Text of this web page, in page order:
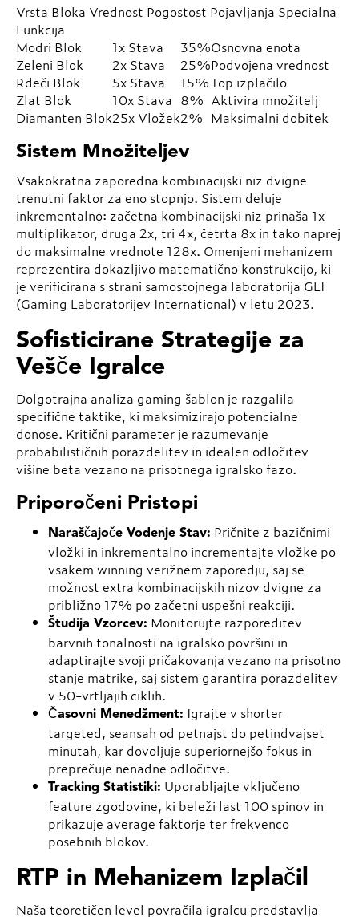
Vrsta Bloka Vrednost Pogostost Pojavljanja Specialna
Funkcija
Modri Blok
1x Stava 35%Osnovna enota
Zeleni Blok
2x Stava 25%Podvojena vrednost
Rdeči Blok
5x Stava 15%Top izplačilo
Zlat Blok
10x Stava 8% Aktivira množitelj
Diamanten Blok25x Vložek2% Maksimalni dobitek
Sistem Množiteljev
Vsakokratna zaporedna kombinacijski niz dvigne
trenutni faktor za eno stopnjo. Sistem deluje
inkrementalno: začetna kombinacijski niz prinaša 1x
multiplikator, druga 2x, tri 4x, četrta 8x in tako naprej
do maksimalne vrednote 128x. Omenjeni mehanizem
reprezentira dokazljivo matematično konstrukcijo, ki
je verificirana s strani samostojnega laboratorija GLI
(Gaming Laboratorijev International) v letu 2023.
Sofisticirane Strategije za
Vešče Igralce
Dolgotrajna analiza gaming šablon je razgalila
specifične taktike, ki maksimizirajo potencialne
donose. Kritični parameter je razumevanje
probabilističnih porazdelitev in idealen odločitev
višine beta vezano na prisotnega igralsko fazo.
Priporočeni Pristopi
Naraščajoče Vodenje Stav: Pričnite z bazičnimi
vložki in inkrementalno incrementajte vložke po
vsakem winning verižnem zaporedju, saj se
možnost extra kombinacijskih nizov dvigne za
približno 17% po začetni uspešni reakciji.
Študija Vzorcev: Monitorujte razporeditev
barvnih tonalnosti na igralsko površini in
adaptirajte svoji pričakovanja vezano na prisotno
stanje matrike, saj sistem garantira porazdelitev
v 50-vrtljajih ciklih.
Časovni Menedžment: Igrajte v shorter
targeted, seansah od petnajst do petindvajset
minutah, kar dovoljuje superiornejšo fokus in
preprečuje nenadne odločitve.
Tracking Statistiki: Uporabljajte vključeno
feature zgodovine, ki beleži last 100 spinov in
prikazuje average faktorje ter frekvenco
posebnih blokov.
RTP in Mehanizem Izplačil
Naša teoretičen level povračila igralcu predstavlja